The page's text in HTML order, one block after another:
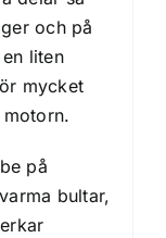
och på
liten
mycket
på
bultar,